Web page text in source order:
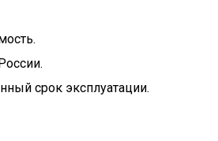
срок эксплуатации.